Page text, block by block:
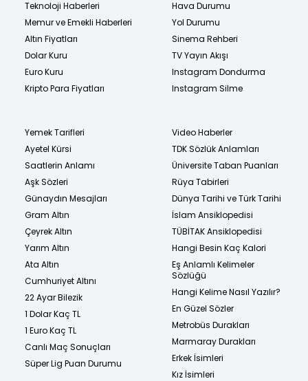
Teknoloji Haberleri
Memur ve Emekli Haberleri
Altın Fiyatları
Dolar Kuru
Euro Kuru
Kripto Para Fiyatları
Hava Durumu
Yol Durumu
Sinema Rehberi
TV Yayın Akışı
Instagram Dondurma
Instagram Silme
Yemek Tarifleri
Ayetel Kürsi
Saatlerin Anlamı
Aşk Sözleri
Günaydın Mesajları
Gram Altın
Çeyrek Altın
Yarım Altın
Ata Altın
Cumhuriyet Altını
22 Ayar Bilezik
1 Dolar Kaç TL
1 Euro Kaç TL
Canlı Maç Sonuçları
Süper Lig Puan Durumu
Video Haberler
TDK Sözlük Anlamları
Üniversite Taban Puanları
Rüya Tabirleri
Dünya Tarihi ve Türk Tarihi
İslam Ansiklopedisi
TÜBİTAK Ansiklopedisi
Hangi Besin Kaç Kalori
Eş Anlamlı Kelimeler
Sözlüğü
Hangi Kelime Nasıl Yazılır?
En Güzel Sözler
Metrobüs Durakları
Marmaray Durakları
Erkek İsimleri
Kız İsimleri